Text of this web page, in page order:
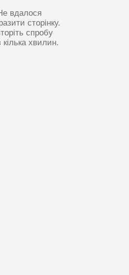
вдалося
сторінку.
спробу
кілька хвилин.